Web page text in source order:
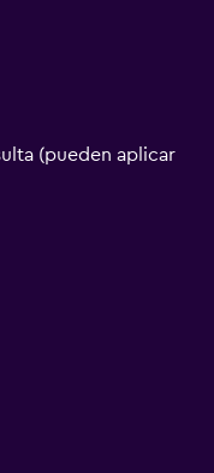
(pueden aplicar